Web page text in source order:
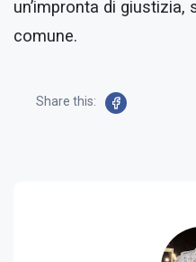
un’impronta di giustizia,
comune.
Share this: